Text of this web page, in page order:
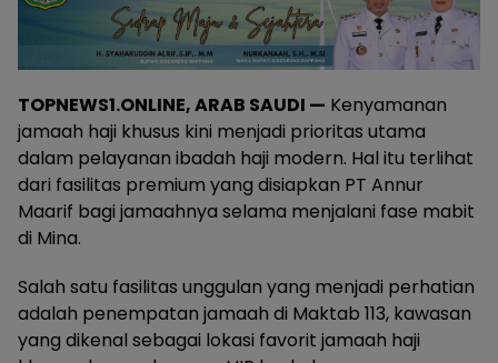
TOPNEWS1.ONLINE, ARAB SAUDI — Kenyamanan
jamaah haji khusus kini menjadi prioritas utama
dalam pelayanan ibadah haji modern. Hal itu terlihat
dari fasilitas premium yang disiapkan PT Annur
Maarif bagi jamaahnya selama menjalani fase mabit
di Mina.
Salah satu fasilitas unggulan yang menjadi perhatian
adalah penempatan jamaah di Maktab 113, kawasan
yang dikenal sebagai lokasi favorit jamaah haji